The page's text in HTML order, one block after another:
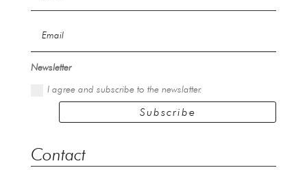
Newsletter
I agree and subscribe to the newslatter.
Subscribe
Contact